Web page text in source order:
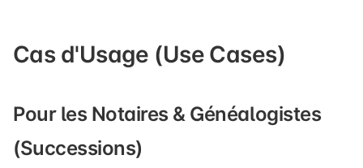
Cas d'Usage (Use Cases)
Pour les Notaires & Généalogistes
(Successions)